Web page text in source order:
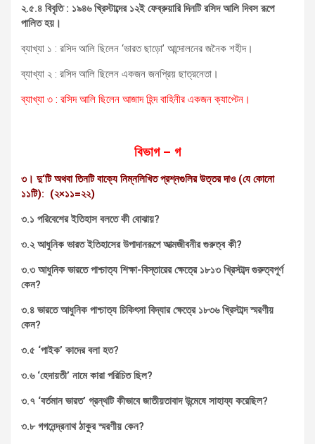
২.৫.৪ বিবৃতি : ১৯৪৬ খ্রিস্টাব্দের ১২ই ফেব্রুয়ারি দিনটি রসিদ আলি দিবস রূপে
পালিত হয়।
ব্যাখ্যা ১ : রসিদ আলি ছিলেন ‘ভারত ছাড়ো’ আন্দোলনের জনৈক শহীদ।
ব্যাখ্যা ২ : রসিদ আলি ছিলেন একজন জনপ্রিয় ছাত্রনেতা।
ব্যাখ্যা ৩ : রসিদ আলি ছিলেন আজাদ হিন্দ বাহিনীর একজন ক্যাপ্টেন।
বিভাগ – গ
৩। দু‘টি অথবা তিনটি বাক্যে নিম্নলিখিত প্রশ্নগুলির উত্তর দাও (যে কোনো
১১টি): (২×১১=২২)
৩.১ পরিবেশের ইতিহাস বলতে কী বোঝায়?
৩.২ আধুনিক ভারত ইতিহাসের উপাদানরূপে আত্মজীবনীর গুরুত্ব কী?
৩.৩ আধুনিক ভারতে পাশ্চাত্য শিক্ষা-বিস্তারের ক্ষেত্রে ১৮১৩ খ্রিস্টাব্দ গুরুত্বপূর্ণ
কেন?
৩.৪ ভারতে আধুনিক পাশ্চাত্য চিকিৎসা বিদ্যার ক্ষেত্রে ১৮৩৬ খ্রিস্টাব্দ স্মরণীয়
কেন?
৩.৫ ‘পাইক’ কাদের বলা হত?
৩.৬ ‘হেদায়তী’ নামে কারা পরিচিত ছিল?
৩.৭ ‘বর্তমান ভারত’ গ্রন্থটি কীভাবে জাতীয়তাবাদ উন্মেষে সাহায্য করেছিল?
৩.৮ গগনেন্দ্রনাথ ঠাকুর স্মরণীয় কেন?